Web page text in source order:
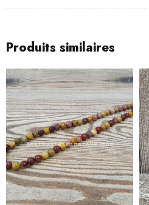
Produits similaires